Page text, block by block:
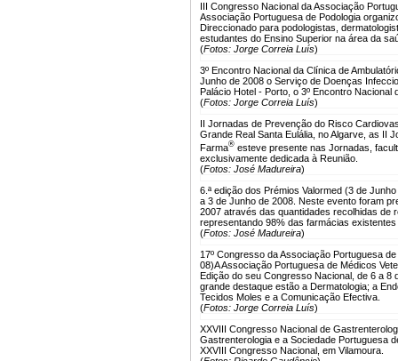
III Congresso Nacional da Associação
Associação Portuguesa de Podologia
Direccionado para podologistas,
estudantes do Ensino Superior na área da
(Fotos: Jorge Correia Luís)
3º Encontro Nacional da Clínica de
Junho de 2008 o Serviço de Doenças
Palácio Hotel - Porto, o 3º Encontro
(Fotos: Jorge Correia Luís)
II Jornadas de Prevenção do Risco
Grande Real Santa Eulália, no Algarve, as II
Farma® esteve presente nas Jornadas,
exclusivamente dedicada à Reunião.
(Fotos: José Madureira)
6.ª edição dos Prémios Valormed (3 de
a 3 de Junho de 2008. Neste evento foram
2007 através das quantidades recolhidas de
representando 98% das farmácias
(Fotos: José Madureira)
17º Congresso da Associação Portuguesa
08)A Associação Portuguesa de Médicos
Edição do seu Congresso Nacional, de 6 a
grande destaque estão a Dermatologia; a
Tecidos Moles e a Comunicação Efectiva.
(Fotos: Jorge Correia Luís)
XXVIII Congresso Nacional de
Gastrenterologia e a Sociedade Portuguesa
XXVIII Congresso Nacional, em Vilamoura.